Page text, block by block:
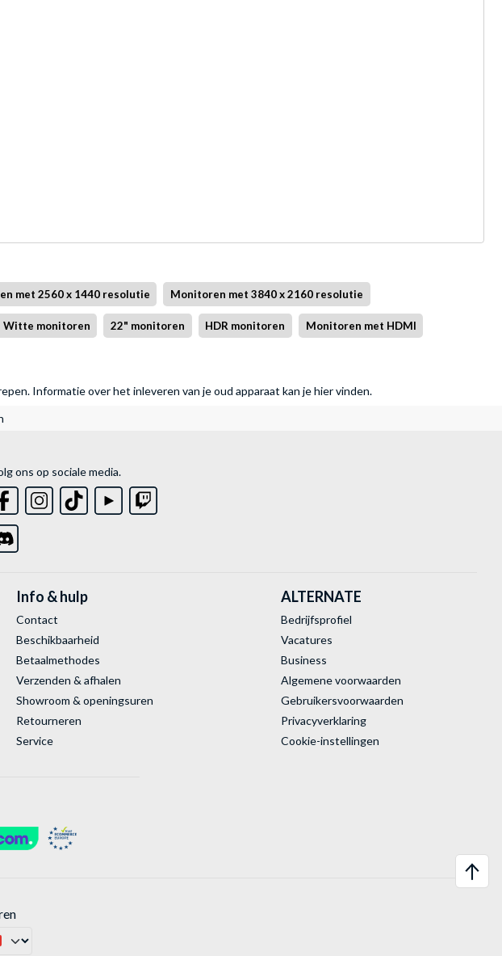
met 2560 x 1440 resolutie Monitoren met 3840 x 2160 resolutie
Witte monitoren 22" monitoren HDR monitoren Monitoren met HDMI
Informatie over het inleveren van je oud apparaat kan je hier vinden.
ons op sociale media.
Info & hulp
Contact
Beschikbaarheid
Betaalmethodes
Verzenden & afhalen
Showroom & openingsuren
Retourneren
Service
ALTERNATE
Bedrijfsprofiel
Vacatures
Business
Algemene voorwaarden
Gebruikersvoorwaarden
Privacyverklaring
Cookie-instellingen